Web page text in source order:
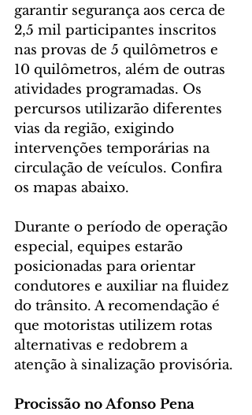
garantir segurança aos cerca de
2,5 mil participantes inscritos
nas provas de 5 quilômetros e
10 quilômetros, além de outras
atividades programadas. Os
percursos utilizarão diferentes
vias da região, exigindo
intervenções temporárias na
circulação de veículos. Confira
os mapas abaixo.
Durante o período de operação
especial, equipes estarão
posicionadas para orientar
condutores e auxiliar na fluidez
do trânsito. A recomendação é
que motoristas utilizem rotas
alternativas e redobrem a
atenção à sinalização provisória.
Procissão no Afonso Pena